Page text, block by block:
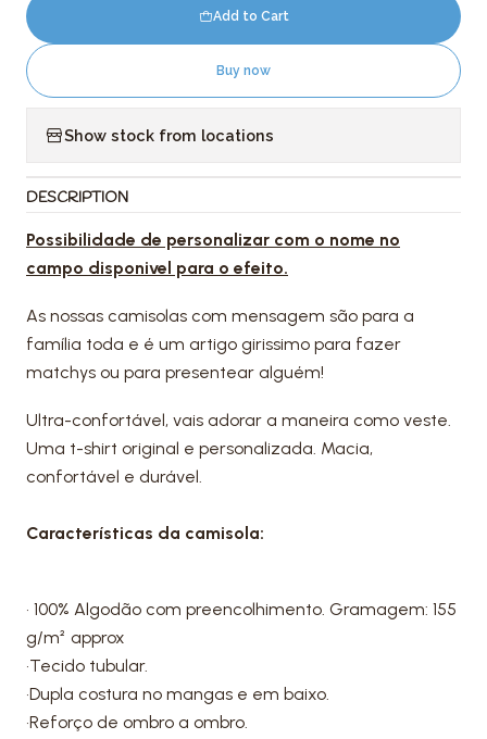
Add to Cart
Buy now
Show stock from locations
DESCRIPTION
Possibilidade de personalizar com o nome no
campo disponivel para o efeito.
As nossas camisolas com mensagem são para a
família toda e é um artigo girissimo para fazer
matchys ou para presentear alguém!
Ultra-confortável, vais adorar a maneira como veste.
Uma t-shirt original e personalizada. Macia,
confortável e durável.
Características da camisola:
• 100% Algodão com preencolhimento. Gramagem: 155
g/m² approx
•Tecido tubular.
•Dupla costura no mangas e em baixo.
•Reforço de ombro a ombro.